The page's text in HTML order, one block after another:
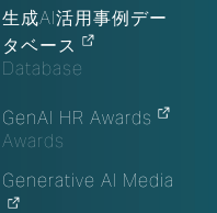
生成AI活用事例デー
タベース
Database
GenAI HR Awards
Awards
Generative AI Media